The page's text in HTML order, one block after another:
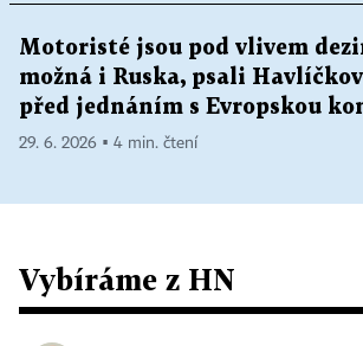
Motoristé jsou pod vlivem
možná i Ruska, psali
před jednáním s Evropskou
29. 6. 2026 ▪ 4 min. čtení
Vybíráme z HN